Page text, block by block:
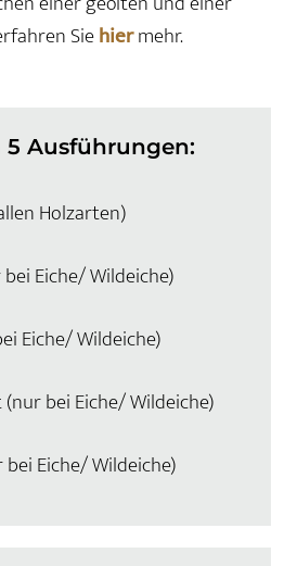
Siehiermehr.
5 Ausführungen:
Holzarten)
Eiche/ Wildeiche)
Eiche/ Wildeiche)
bei Eiche/ Wildeiche)
Eiche/ Wildeiche)